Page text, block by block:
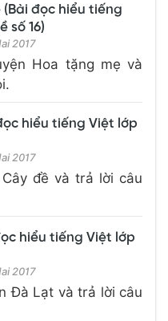
(Bài đọc hiểu tiếng
số 16)
2017
Hoa tặng mẹ và
hiểu tiếng Việt lớp
2017
đề và trả lời câu
hiểu tiếng Việt lớp
2017
Đà Lạt và trả lời câu